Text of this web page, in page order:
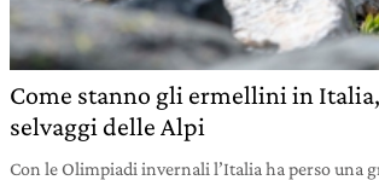
Come stanno gli ermellini in
selvaggi delle Alpi
Con le Olimpiadi invernali l’Italia ha perso una